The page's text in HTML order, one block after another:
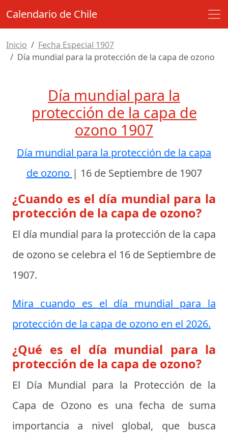
Calendario de Chile
Inicio
Fecha Especial 1907
Día mundial para la protección de la capa de ozono
Día mundial para la
protección de la capa de
ozono 1907
Día mundial para la protección de la capa
de ozono | 16 de Septiembre de 1907
¿Cuando es el día mundial para la
protección de la capa de ozono?
El día mundial para la protección de la capa
de ozono se celebra el 16 de Septiembre de
1907.
Mira cuando es el día mundial para la
protección de la capa de ozono en el 2026.
¿Qué es el día mundial para la
protección de la capa de ozono?
El Día Mundial para la Protección de la
Capa de Ozono es una fecha de suma
importancia a nivel global, que busca